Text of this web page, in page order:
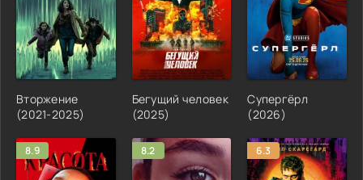
Вторжение
(2021-2025)
Бегущий человек
(2025)
Супергёрл
(2026)
8.9 8.2 6.3